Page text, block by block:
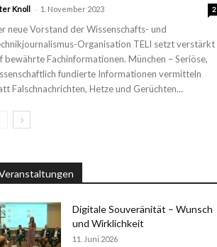
Knoll - 1. November 2023 2
neue Vorstand der Wissenschafts- und
Organisation TELI setzt verstärkt
bewährte Fachinformationen. München – Seriöse,
fundierte Informationen vermitteln
Falschnachrichten, Hetze und Gerüchten...
Digitale Souveränität – Wunsch
und Wirklichkeit
11. Juni 2026